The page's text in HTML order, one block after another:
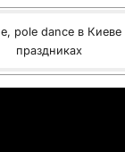
pole dance в Киеве
праздниках